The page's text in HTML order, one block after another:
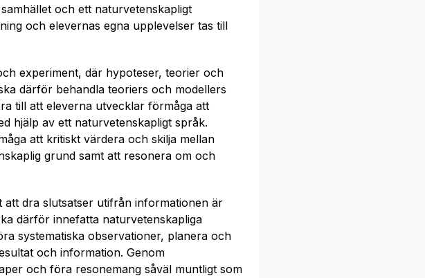
och ett naturvetenskapligt
och elevernas egna upplevelser tas till
experiment, där hypoteser, teorier och
därför behandla teoriers och modellers
till att eleverna utvecklar förmåga att
hjälp av ett naturvetenskapligt språk.
att kritiskt värdera och skilja mellan
grund samt att resonera om och
dra slutsatser utifrån informationen är
därför innefatta naturvetenskapliga
systematiska observationer, planera och
och information. Genom
och föra resonemang såväl muntligt som